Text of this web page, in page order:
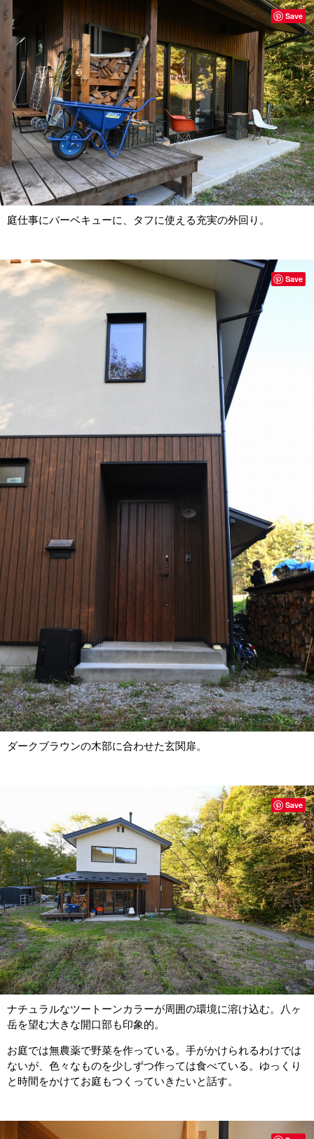
庭仕事にバーベキューに、タフに使える充実の外回り。
Save
ダークブラウンの木部に合わせた玄関扉。
Save
ナチュラルなツートーンカラーが周囲の環境に溶け込む。八ヶ
岳を望む大きな開口部も印象的。
お庭では無農薬で野菜を作っている。手がかけられるわけでは
ないが、色々なものを少しずつ作っては食べている。ゆっくり
と時間をかけてお庭もつくっていきたいと話す。
Save